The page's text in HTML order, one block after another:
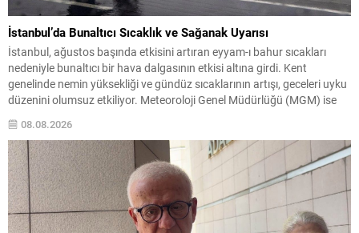
İstanbul’da Bunaltıcı Sıcaklık ve Sağanak Uyarısı
İstanbul, ağustos başında etkisini artıran eyyam-ı bahur sıcakları
nedeniyle bunaltıcı bir hava dalgasının etkisi altına girdi. Kent
genelinde nemin yüksekliği ve gündüz sıcaklarının artışı, geceleri uyku
düzenini olumsuz etkiliyor. Meteoroloji Genel Müdürlüğü (MGM) ise
bölge sakinlerine kısa ve orta vadede bazı rahatlatıcı gelişmelerin
sinyalini verdi; özellikle bazı kesimlerde yağış beklentisi...
08.08.2026